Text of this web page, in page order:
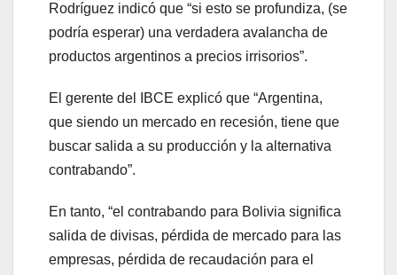
Rodríguez indicó que “si esto se profundiza, (se
podría esperar) una verdadera avalancha de
productos argentinos a precios irrisorios”.
El gerente del IBCE explicó que “Argentina,
que siendo un mercado en recesión, tiene que
buscar salida a su producción y la alternativa
contrabando”.
En tanto, “el contrabando para Bolivia significa
salida de divisas, pérdida de mercado para las
empresas, pérdida de recaudación para el